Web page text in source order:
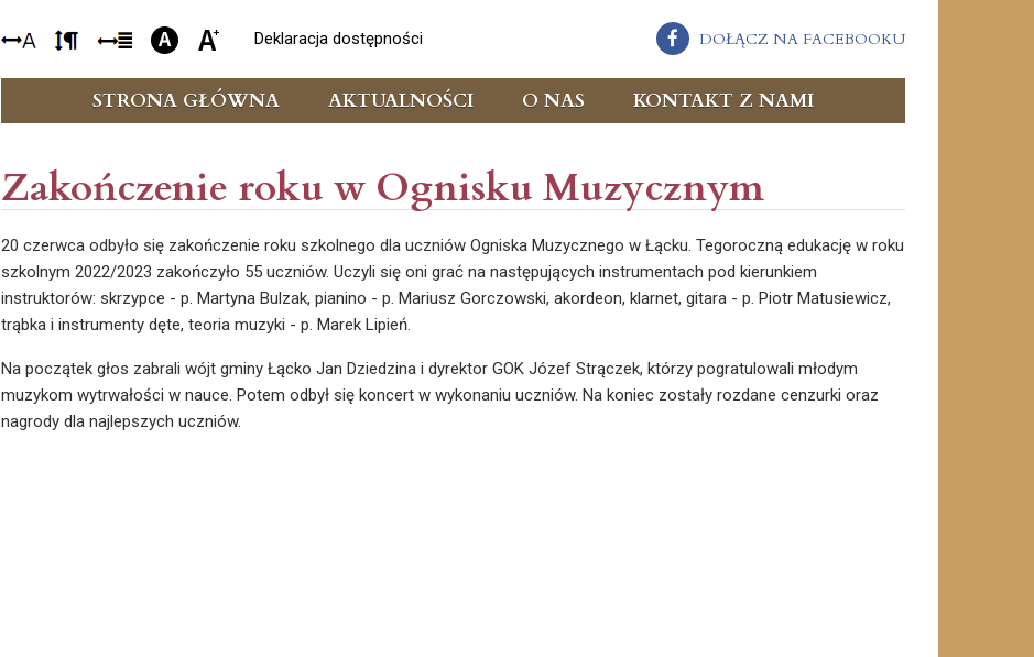
Deklaracja dostępności DOŁĄCZ NA FACEBOOKU
STRONA GŁÓWNA AKTUALNOŚCI O NAS KONTAKT Z NAMI
Zakończenie roku w Ognisku Muzycznym
20 czerwca odbyło się zakończenie roku szkolnego dla uczniów Ogniska Muzycznego w Łącku. Tegoroczną edukację w roku
szkolnym 2022/2023 zakończyło 55 uczniów. Uczyli się oni grać na następujących instrumentach pod kierunkiem
instruktorów: skrzypce - p. Martyna Bulzak, pianino - p. Mariusz Gorczowski, akordeon, klarnet, gitara - p. Piotr Matusiewicz,
trąbka i instrumenty dęte, teoria muzyki - p. Marek Lipień.
Na początek głos zabrali wójt gminy Łącko Jan Dziedzina i dyrektor GOK Józef Strączek, którzy pogratulowali młodym
muzykom wytrwałości w nauce. Potem odbył się koncert w wykonaniu uczniów. Na koniec zostały rozdane cenzurki oraz
nagrody dla najlepszych uczniów.